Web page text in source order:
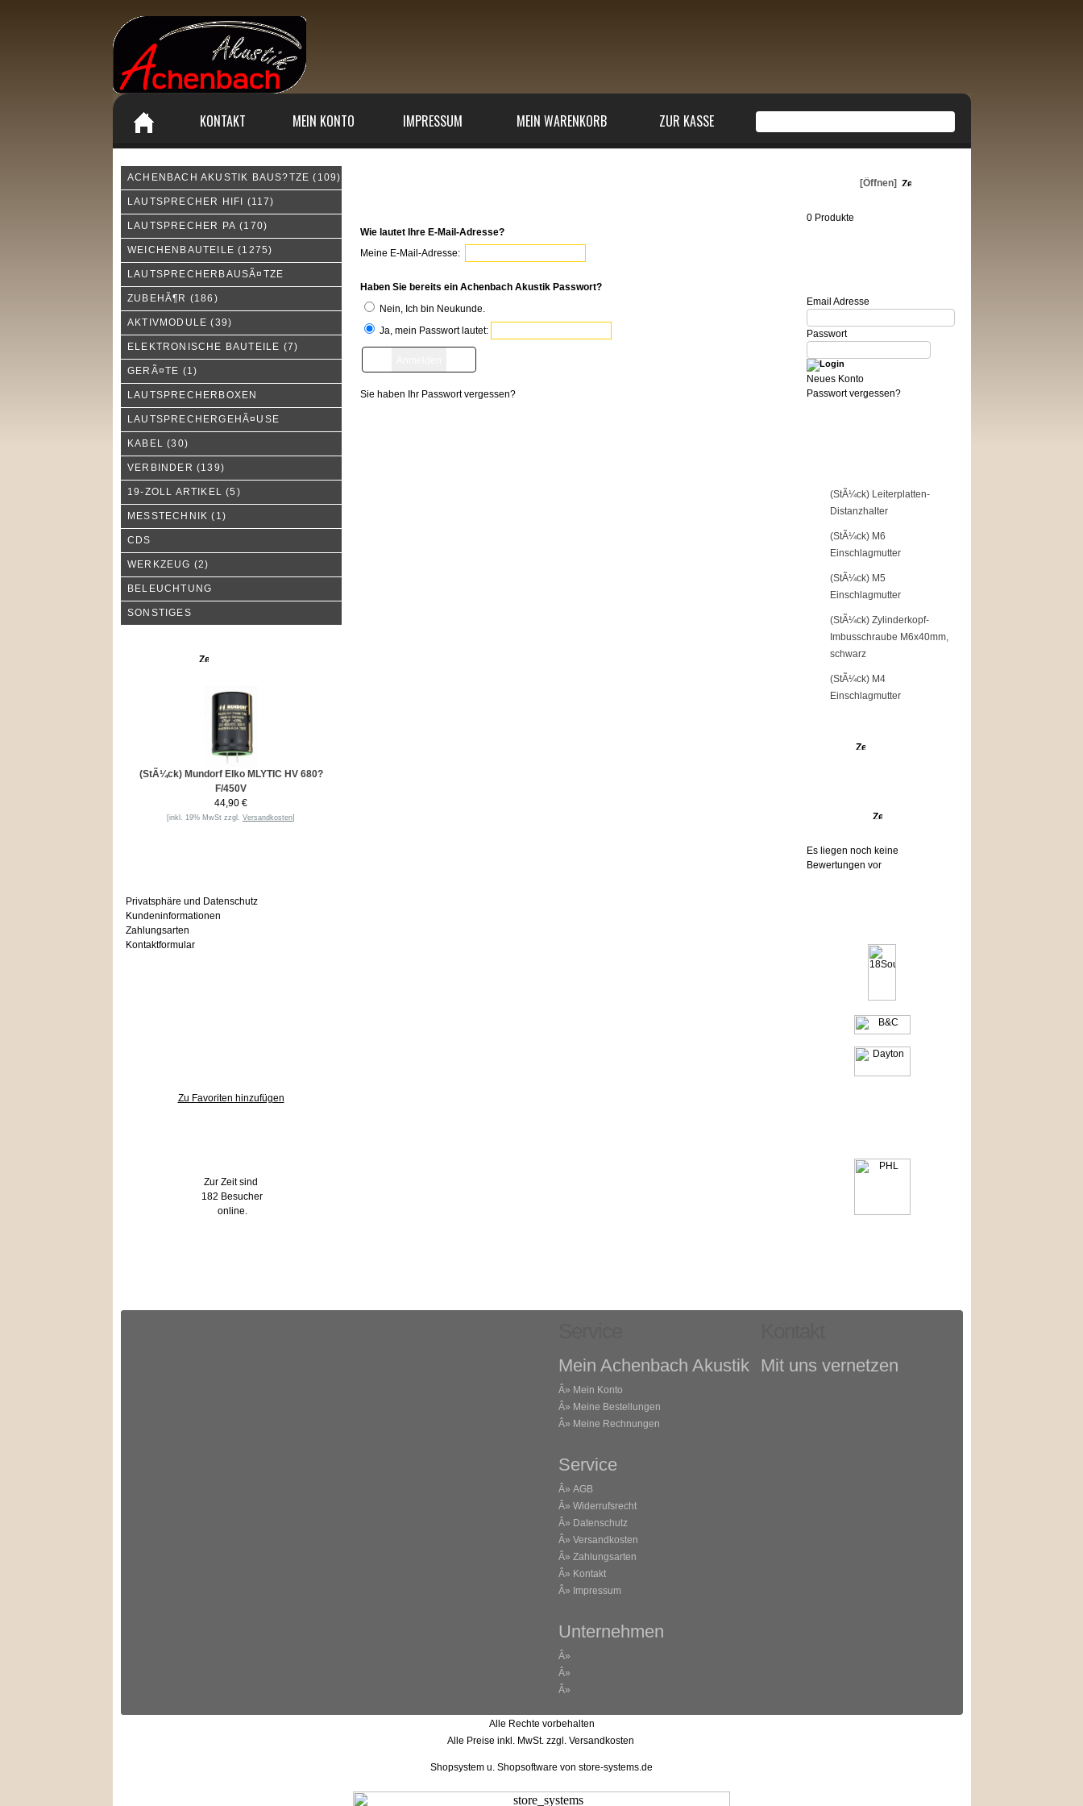
KONTAKT MEIN KONTO IMPRESSUM MEIN WARENKORB ZUR KASSE
ACHENBACH AKUSTIK BAUS?TZE (109)
LAUTSPRECHER HIFI (117)
LAUTSPRECHER PA (170)
WEICHENBAUTEILE (1275)
LAUTSPRECHERBAUSÃ¤TZE
ZUBEHÃ¶R (186)
AKTIVMODULE (39)
ELEKTRONISCHE BAUTEILE (7)
GERÃ¤TE (1)
LAUTSPRECHERBOXEN
LAUTSPRECHERGEHÃ¤USE
KABEL (30)
VERBINDER (139)
19-ZOLL ARTIKEL (5)
MESSTECHNIK (1)
CDS
WERKZEUG (2)
BELEUCHTUNG
SONSTIGES
(StÃ¼ck) Mundorf Elko MLYTIC HV 680?
F/450V
44,90 €
[inkl. 19% MwSt zzgl. Versandkosten]
Privatsphäre und Datenschutz
Kundeninformationen
Zahlungsarten
Kontaktformular
Zu Favoriten hinzufügen
Zur Zeit sind
182 Besucher
online.
Wie lautet Ihre E-Mail-Adresse?
Meine E-Mail-Adresse:
Haben Sie bereits ein Achenbach Akustik Passwort?
Nein, Ich bin Neukunde.
Ja, mein Passwort lautet:
Sie haben Ihr Passwort vergessen?
[Öffnen]
0 Produkte
Email Adresse
Passwort
Neues Konto
Passwort vergessen?
(StÃ¼ck) Leiterplatten-
Distanzhalter
(StÃ¼ck) M6
Einschlagmutter
(StÃ¼ck) M5
Einschlagmutter
(StÃ¼ck) Zylinderkopf-
Imbusschraube M6x40mm,
schwarz
(StÃ¼ck) M4
Einschlagmutter
Es liegen noch keine
Bewertungen vor
Mein Achenbach Akustik
Â» Mein Konto
Â» Meine Bestellungen
Â» Meine Rechnungen
Service
Â» AGB
Â» Widerrufsrecht
Â» Datenschutz
Â» Versandkosten
Â» Zahlungsarten
Â» Kontakt
Â» Impressum
Unternehmen
Â»
Â»
Â»
Mit uns vernetzen
Alle Rechte vorbehalten
Alle Preise inkl. MwSt. zzgl. Versandkosten
Shopsystem u. Shopsoftware von store-systems.de